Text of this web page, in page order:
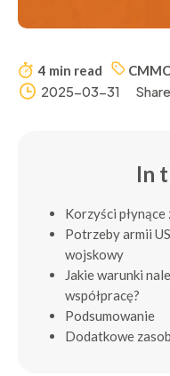
4 min read CMMC
2025-03-31 Share
In
Korzyści płynące
Potrzeby armii
wojskowy
Jakie warunki
współpracę?
Podsumowanie
Dodatkowe